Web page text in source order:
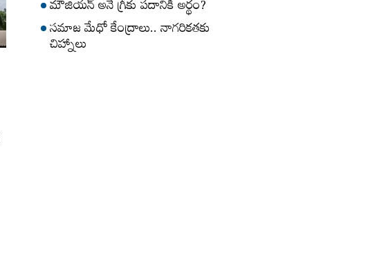
మౌజియన్‌ అనే గ్రీకు పదానికి అర్థం?
సమాజ మేధో కేంద్రాలు.. నాగరికతకు
చిహ్నాలు